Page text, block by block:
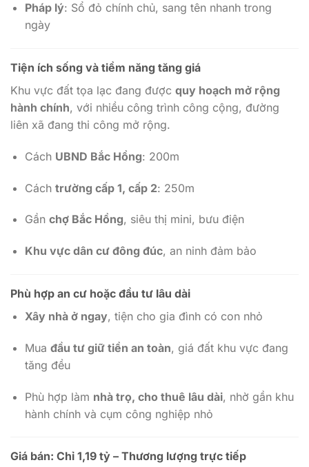
Pháp lý: Sổ đỏ chính chủ, sang tên nhanh trong
ngày
Tiện ích sống và tiềm năng tăng giá
Khu vực đất tọa lạc đang được quy hoạch mở rộng
hành chính, với nhiều công trình công cộng, đường
liên xã đang thi công mở rộng.
Cách UBND Bắc Hồng: 200m
Cách trường cấp 1, cấp 2: 250m
Gần chợ Bắc Hồng, siêu thị mini, bưu điện
Khu vực dân cư đông đúc, an ninh đảm bảo
Phù hợp an cư hoặc đầu tư lâu dài
Xây nhà ở ngay, tiện cho gia đình có con nhỏ
Mua đầu tư giữ tiền an toàn, giá đất khu vực đang
tăng đều
Phù hợp làm nhà trọ, cho thuê lâu dài, nhờ gần khu
hành chính và cụm công nghiệp nhỏ
Giá bán: Chỉ 1,19 tỷ – Thương lượng trực tiếp